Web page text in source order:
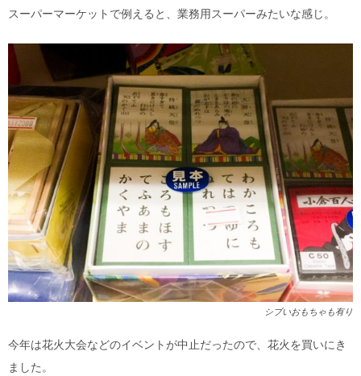
スーパーマーケットで例えると、業務用スーパーみたいな感じ。
シブいおもちゃも有り
今年は花火大会などのイベントが中止だったので、花火を買いにき
ました。